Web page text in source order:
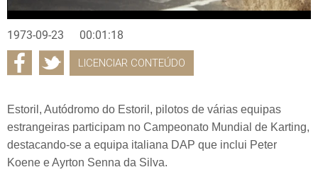
1973-09-23 00:01:18
LICENCIAR CONTEÚDO
Estoril, Autódromo do Estoril, pilotos de várias equipas
estrangeiras participam no Campeonato Mundial de Karting,
destacando-se a equipa italiana DAP que inclui Peter
Koene e Ayrton Senna da Silva.